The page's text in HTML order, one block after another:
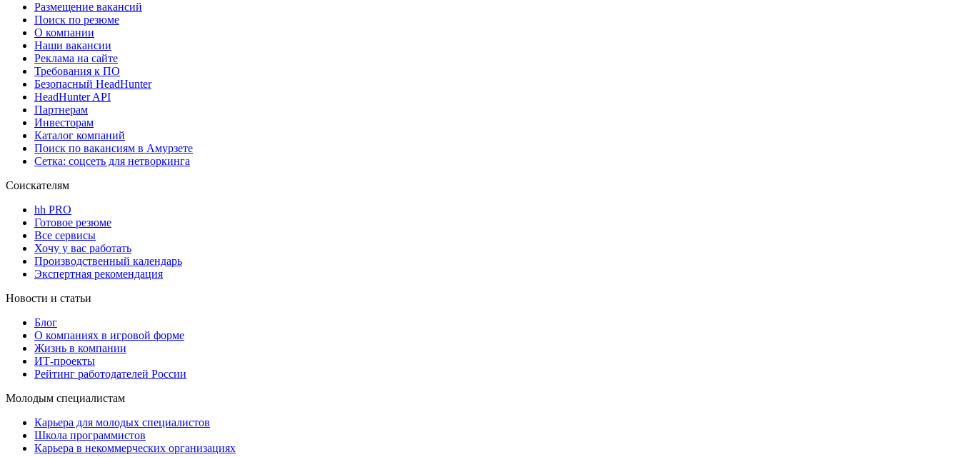
Размещение вакансий
Поиск по резюме
О компании
Наши вакансии
Реклама на сайте
Требования к ПО
Безопасный HeadHunter
HeadHunter API
Партнерам
Инвесторам
Каталог компаний
Поиск по вакансиям в Амурзете
Сетка: соцсеть для нетворкинга
Соискателям
hh PRO
Готовое резюме
Все сервисы
Хочу у вас работать
Производственный календарь
Экспертная рекомендация
Новости и статьи
Блог
О компаниях в игровой форме
Жизнь в компании
ИТ-проекты
Рейтинг работодателей России
Молодым специалистам
Карьера для молодых специалистов
Школа программистов
Карьера в некоммерческих организациях